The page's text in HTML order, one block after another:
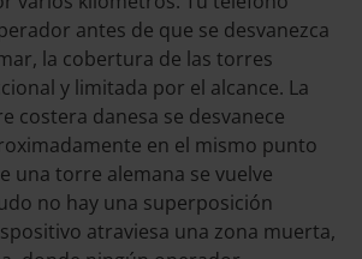
antes de que se desvanezca
la cobertura de las torres
y limitada por el alcance. La
costera danesa se desvanece
en el mismo punto
una torre alemana se vuelve
no hay una superposición
atraviesa una zona muerta,